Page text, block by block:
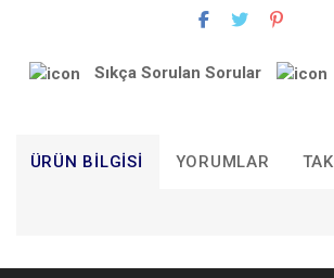
Sıkça Sorulan Sorular
ÜRÜN BILGISI YORUMLAR
Bu ürünün fiyat bilgisi, resim, ürün